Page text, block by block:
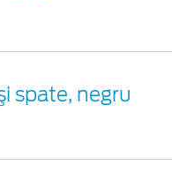
spate, negru